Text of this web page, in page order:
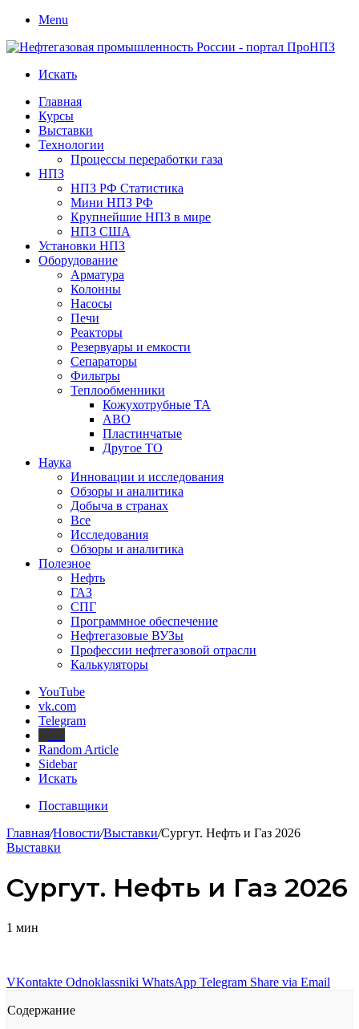
Menu
Искать
Главная
Курсы
Выставки
Технологии
Процессы переработки газа
НПЗ
НПЗ РФ Статистика
Мини НПЗ РФ
Крупнейшие НПЗ в мире
НПЗ США
Установки НПЗ
Оборудование
Арматура
Колонны
Насосы
Печи
Реакторы
Резервуары и емкости
Сепараторы
Фильтры
Теплообменники
Кожухотрубные ТА
АВО
Пластинчатые
Другое ТО
Наука
Инновации и исследования
Обзоры и аналитика
Добыча в странах
Все
Исследования
Обзоры и аналитика
Полезное
Нефть
ГАЗ
СПГ
Программное обеспечение
Нефтегазовые ВУЗы
Профессии нефтегазовой отрасли
Калькуляторы
YouTube
vk.com
Telegram
Random Article
Sidebar
Искать
Поставщики
Главная/Новости/Выставки/Сургут. Нефть и Газ 2026
Выставки
Сургут. Нефть и Газ 2026
1 мин
VKontakte Odnoklassniki WhatsApp Telegram Share via Email
Содержание